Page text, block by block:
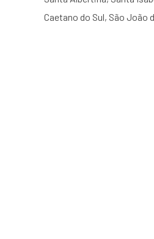
Caetano do Sul, São João